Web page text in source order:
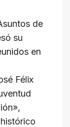
de
su
en
Félix